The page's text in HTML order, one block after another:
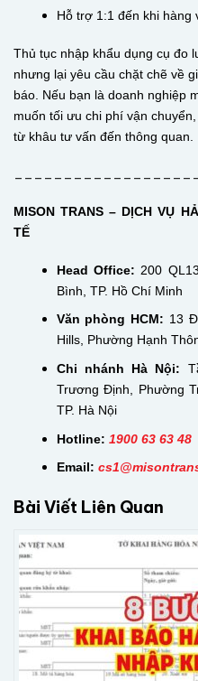
Hỗ trợ 1:1 đến khi hàng
Thủ tục nhập khẩu dụng cụ đo
nhưng lại yêu cầu chặt chẽ về
báo. Nếu bạn là doanh nghiệp
muốn tối ưu chi phí vận
từ khâu tư vấn đến thông quan.
MISON TRANS – DỊCH VỤ
TẾ
Head Office: 200
Bình, TP. Hồ Chí Minh
Văn phòng HCM: 13
Hills, Phường Hạnh
Chi nhánh Hà Nội:
Trương Định, Phường
TP. Hà Nội
Hotline: 1900 63 63 48
Email: cs
Bài Viết Liên Quan